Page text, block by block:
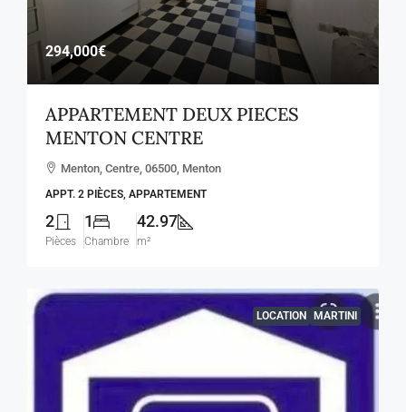
294,000€
APPARTEMENT DEUX PIECES
MENTON CENTRE
Menton, Centre, 06500, Menton
APPT. 2 PIÈCES, APPARTEMENT
2
Pièces
1
Chambre
42.97
m²
LOCATION MARTINI